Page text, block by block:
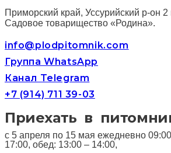
Приморский край, Уссурийский р-он 2
Садовое товарищество «Родина».
info@plodpitomnik.com
Группа WhatsApp
Канал Telegram
+7 (914) 711 39-03
Приехать в
с 5 апреля по 15 мая ежедневно
17:00, обед: 13:00 – 14:00,